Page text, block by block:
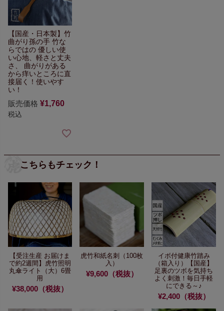
【国産・日本製】竹
曲がり孫の手竹な
らではの優しい使
い心地、軽さと丈夫
さ、
曲がりがある
から痒いところに直
接届く！使いやす
い！
販売価格 ¥1,760
税込
こちらもチェック！
【受注生産 お届けま
で約2週間】 虎竹照明
丸傘ライト（大）6畳
用
¥38,000（税抜）
虎竹和紙名刺（100枚
入）
¥9,600（税抜）
イボ付健康竹踏み
（箱入り）
【国産】
足裏のツボを気持ち
よく刺激！毎日手軽
にできる～♪
¥2,400（税抜）